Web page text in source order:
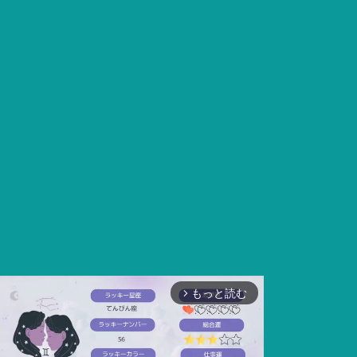
arrow_forward_ios もっと読む